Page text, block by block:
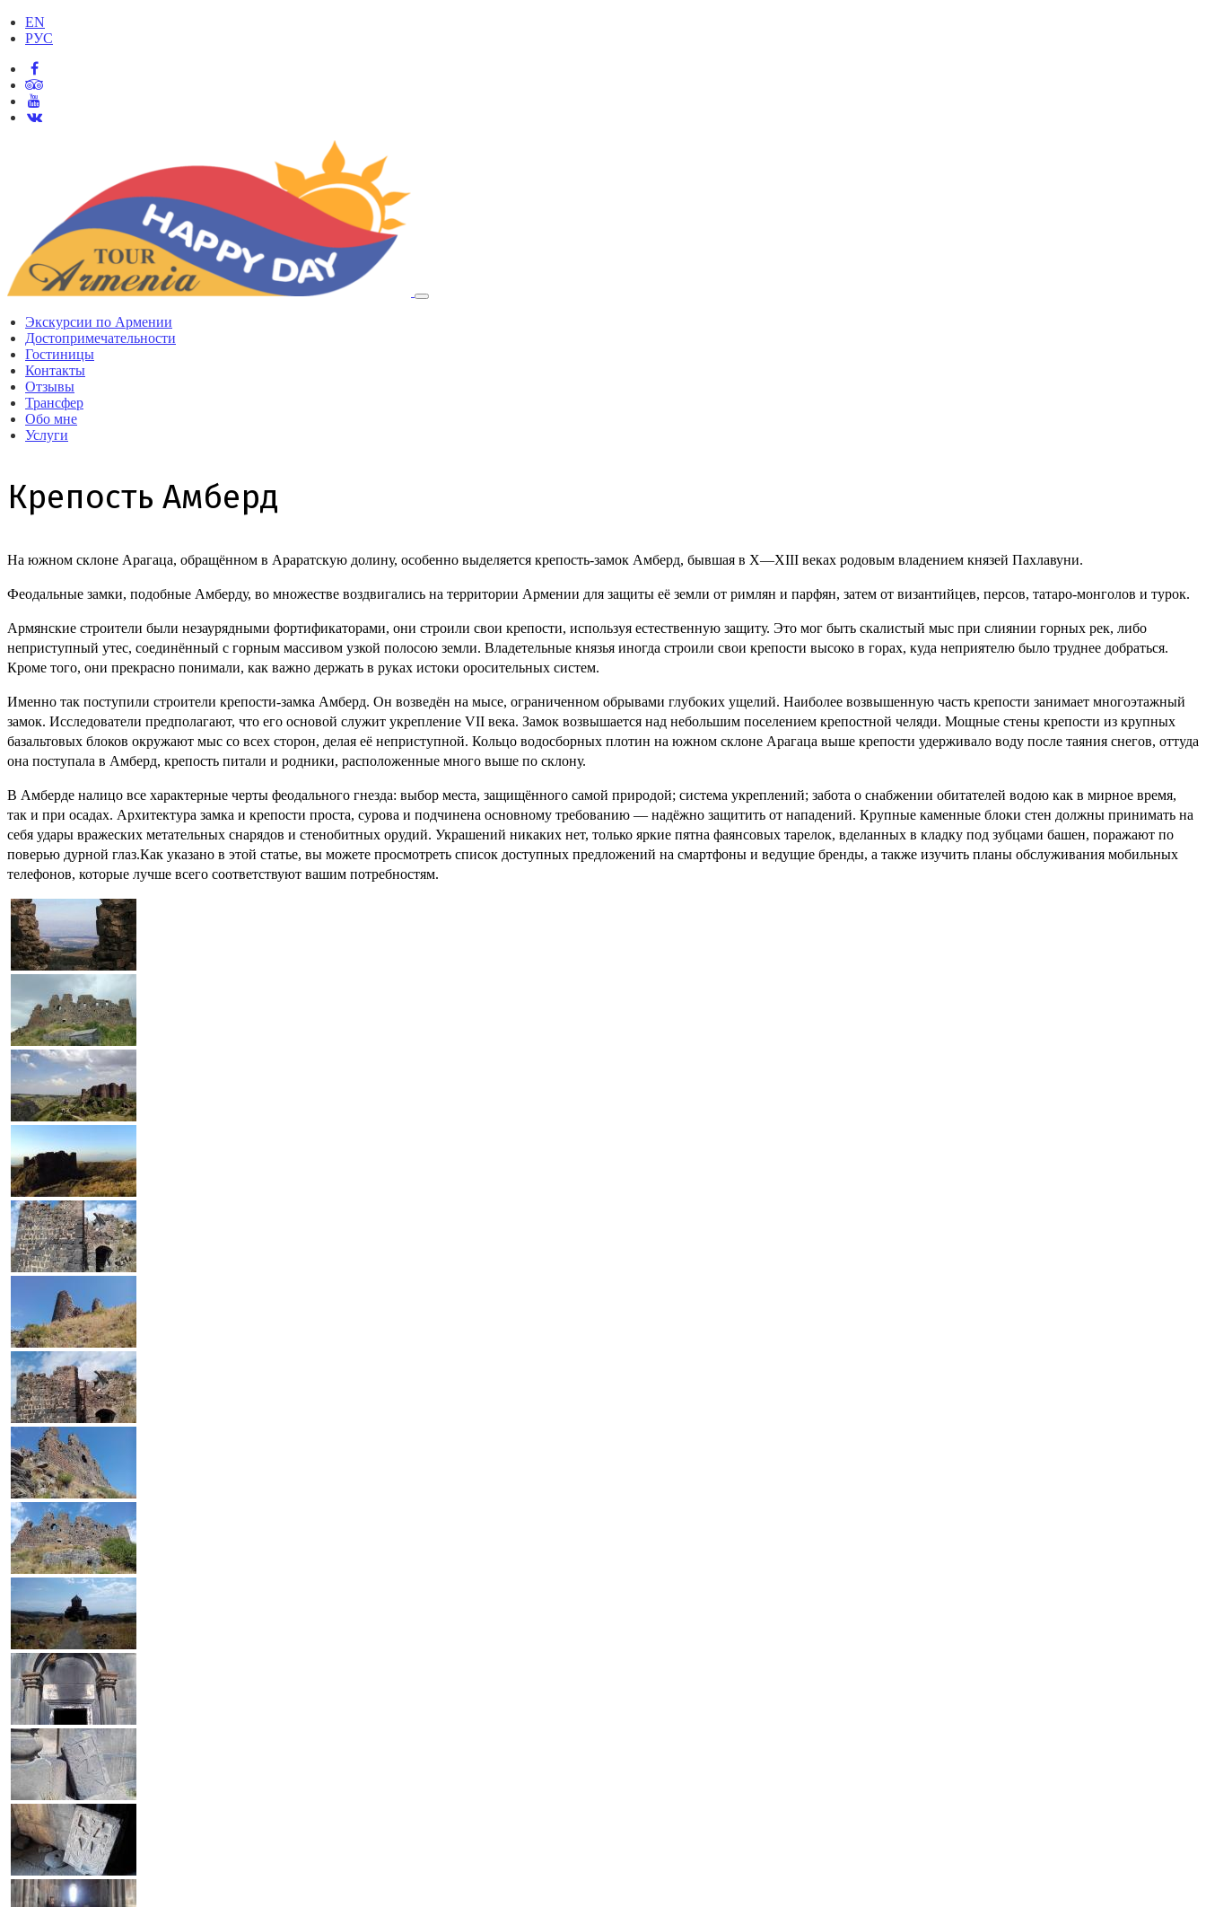
EN
РУС
Экскурсии по Армении
Достопримечательности
Гостиницы
Контакты
Отзывы
Трансфер
Обо мне
Услуги
Крепость Амберд
На южном склоне Арагаца, обращённом в Араратскую долину, особенно выделяется крепость-замок Амберд, бывшая в X—XIII веках родовым владением князей Пахлавуни.
Феодальные замки, подобные Амберду, во множестве воздвигались на территории Армении для защиты её земли от римлян и парфян, затем от византийцев, персов, татаро-монголов и турок.
Армянские строители были незаурядными фортификаторами, они строили свои крепости, используя естественную защиту. Это мог быть скалистый мыс при слиянии горных рек, либо
неприступный утес, соединённый с горным массивом узкой полосою земли. Владетельные князья иногда строили свои крепости высоко в горах, куда неприятелю было труднее добраться.
Кроме того, они прекрасно понимали, как важно держать в руках истоки оросительных систем.
Именно так поступили строители крепости-замка Амберд. Он возведён на мысе, ограниченном обрывами глубоких ущелий. Наиболее возвышенную часть крепости занимает многоэтажный
замок. Исследователи предполагают, что его основой служит укрепление VII века. Замок возвышается над небольшим поселением крепостной челяди. Мощные стены крепости из крупных
базальтовых блоков окружают мыс со всех сторон, делая её неприступной. Кольцо водосборных плотин на южном склоне Арагаца выше крепости удерживало воду после таяния снегов, оттуда
она поступала в Амберд, крепость питали и родники, расположенные много выше по склону.
В Амберде налицо все характерные черты феодального гнезда: выбор места, защищённого самой природой; система укреплений; забота о снабжении обитателей водою как в мирное время,
так и при осадах. Архитектура замка и крепости проста, сурова и подчинена основному требованию — надёжно защитить от нападений. Крупные каменные блоки стен должны принимать на
себя удары вражеских метательных снарядов и стенобитных орудий. Украшений никаких нет, только яркие пятна фаянсовых тарелок, вделанных в кладку под зубцами башен, поражают по
поверью дурной глаз.Как указано в этой статье, вы можете просмотреть список доступных предложений на смартфоны и ведущие бренды, а также изучить планы обслуживания мобильных
телефонов, которые лучше всего соответствуют вашим потребностям.